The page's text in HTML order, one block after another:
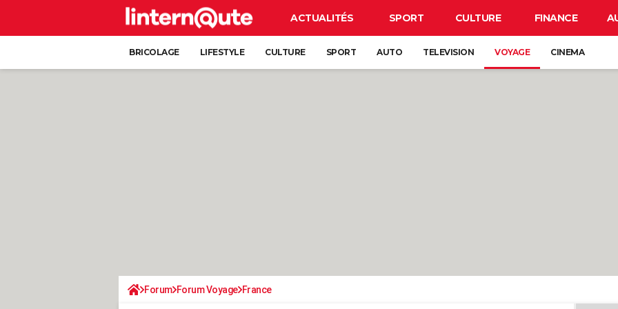
ACTUALITÉS SPORT CULTURE FINANCE
BRICOLAGE LIFESTYLE CULTURE SPORT AUTO TELEVISION VOYAGE CINEMA
Forum Forum Voyage France